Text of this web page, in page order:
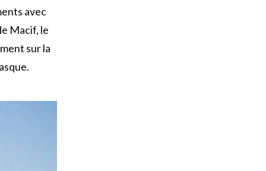
avec
Macif, le
sur la